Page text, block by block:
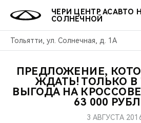
ЧЕРИ ЦЕНТР АСАВТО
СОЛНЕЧНОЙ
Тольятти, ул. Солнечная, д. 1А
МОДЕЛИ
МИР CHERY
АКЦИИ
ОНЛАЙН
О
ПРЕДЛОЖЕНИЕ,
ЖДАТЬ! ТОЛЬКО В
ВЫГОДА НА
63 000
3 АВГУСТА